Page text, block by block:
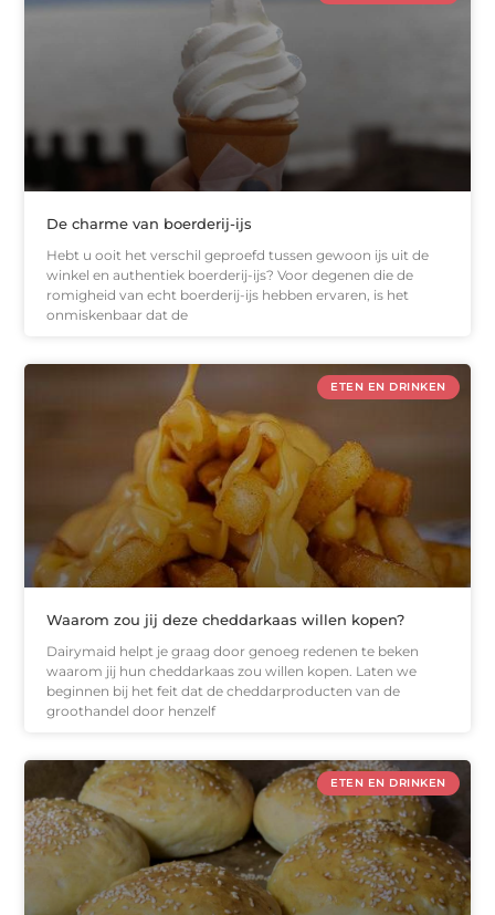
De charme van boerderij-ijs
Hebt u ooit het verschil geproefd tussen gewoon ijs uit de
winkel en authentiek boerderij-ijs? Voor degenen die de
romigheid van echt boerderij-ijs hebben ervaren, is het
onmiskenbaar dat de
ETEN EN DRINKEN
Waarom zou jij deze cheddarkaas willen kopen?
Dairymaid helpt je graag door genoeg redenen te beken
waarom jij hun cheddarkaas zou willen kopen. Laten we
beginnen bij het feit dat de cheddarproducten van de
groothandel door henzelf
ETEN EN DRINKEN